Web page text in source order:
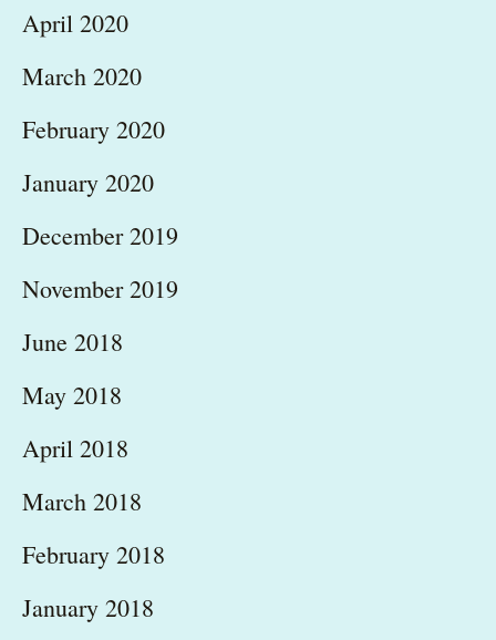
April 2020
March 2020
February 2020
January 2020
December 2019
November 2019
June 2018
May 2018
April 2018
March 2018
February 2018
January 2018